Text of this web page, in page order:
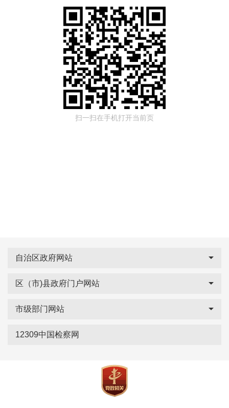
扫一扫在手机打开当前页
自治区政府网站
区（市)县政府门户网站
市级部门网站
12309中国检察网